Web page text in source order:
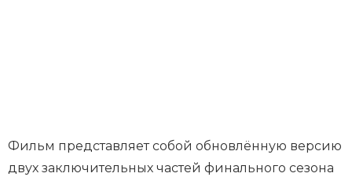
Фильм представляет собой обновлённую версию
двух заключительных частей финального сезона